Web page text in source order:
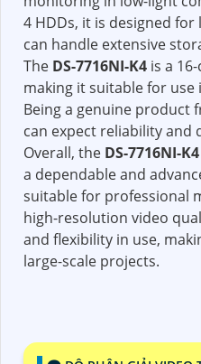
4 HDDs, it is designed
can handle extensive
The DS-7716NI-K4 is a
making it suitable for
Being a genuine product
can expect reliability and
Overall, the DS-7716NI-K4
a dependable and
suitable for professional
high-resolution video
and flexibility in use,
large-scale projects.